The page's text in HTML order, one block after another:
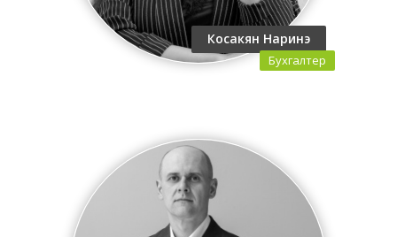
Косакян Наринэ
Бухгалтер